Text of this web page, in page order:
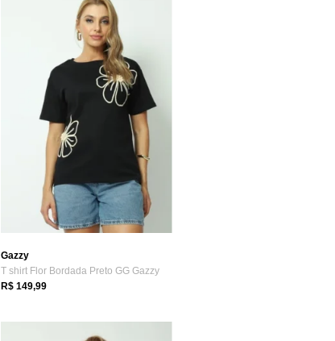
Gazzy
T shirt Flor Bordada Preto GG Gazzy
R$ 149,99